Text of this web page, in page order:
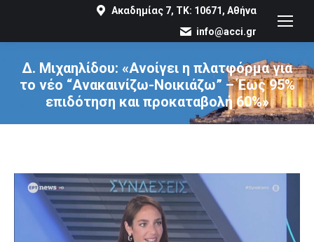
Ακαδημίας 7, ΤΚ: 10671, Αθήνα
info@acci.gr
Δ. Μιχαηλίδου: «Ανοίγει η πλατφόρμα για
το νέο “Ανακαινίζω-Νοικιάζω” – Έως 95%
επιδότηση και προκαταβολή 60%»
You are here: